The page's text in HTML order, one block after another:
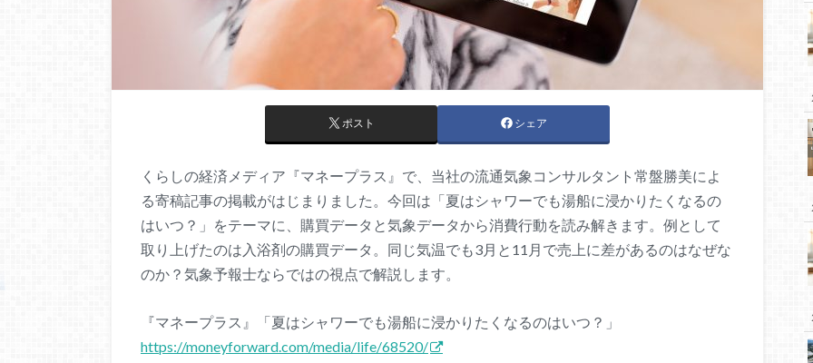
ポスト シェア
くらしの経済メディア『マネープラス』で、当社の流通気象コンサルタント常盤勝美によ
る寄稿記事の掲載がはじまりました。今回は「夏はシャワーでも湯船に浸かりたくなるの
はいつ？」をテーマに、購買データと気象データから消費行動を読み解きます。例として
取り上げたのは入浴剤の購買データ。同じ気温でも3月と11月で売上に差があるのはなぜな
のか？気象予報士ならではの視点で解説します。
『マネープラス』「夏はシャワーでも湯船に浸かりたくなるのはいつ？」
https://moneyforward.com/media/life/68520/